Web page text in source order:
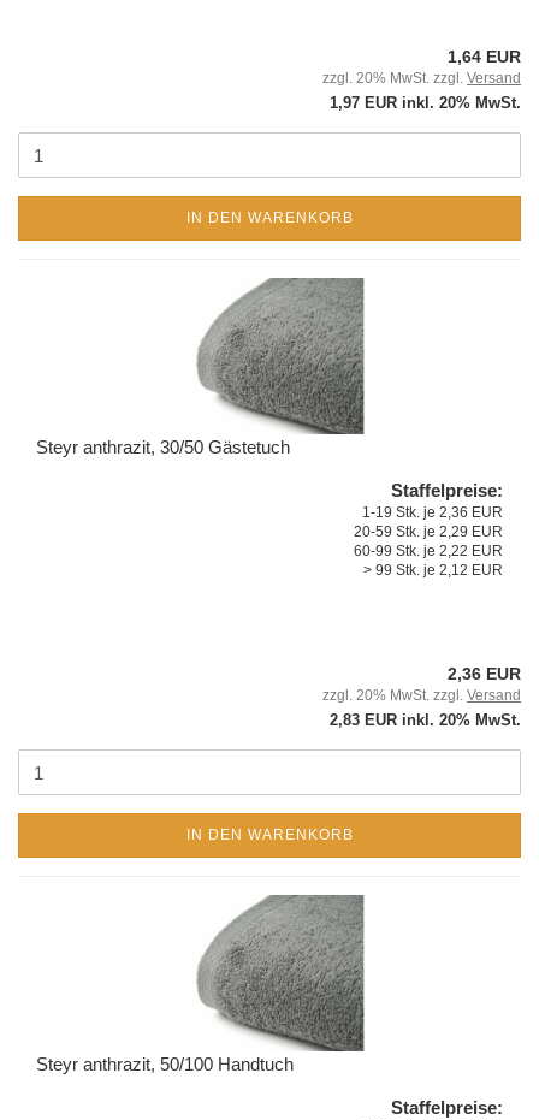
1,64 EUR
zzgl. 20% MwSt. zzgl. Versand
1,97 EUR inkl. 20% MwSt.
IN DEN WARENKORB
Steyr anthrazit, 30/50 Gästetuch
Staffelpreise:
1-19 Stk. je 2,36 EUR
20-59 Stk. je 2,29 EUR
60-99 Stk. je 2,22 EUR
> 99 Stk. je 2,12 EUR
2,36 EUR
zzgl. 20% MwSt. zzgl. Versand
2,83 EUR inkl. 20% MwSt.
IN DEN WARENKORB
Steyr anthrazit, 50/100 Handtuch
Staffelpreise: